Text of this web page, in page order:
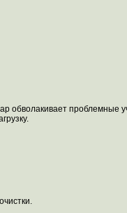
обволакивает